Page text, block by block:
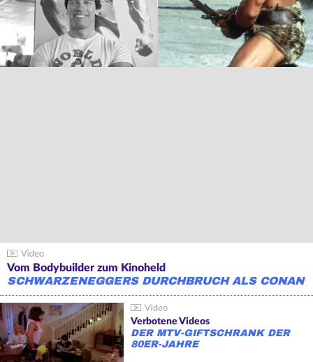
Vom Bodybuilder zum Kinoheld
SCHWARZENEGGERS DURCHBRUCH ALS CONAN
Verbotene Videos
DER MTV-GIFTSCHRANK DER
80ER-JAHRE